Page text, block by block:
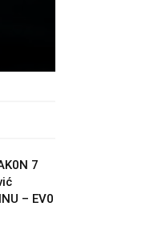
7
– EV0